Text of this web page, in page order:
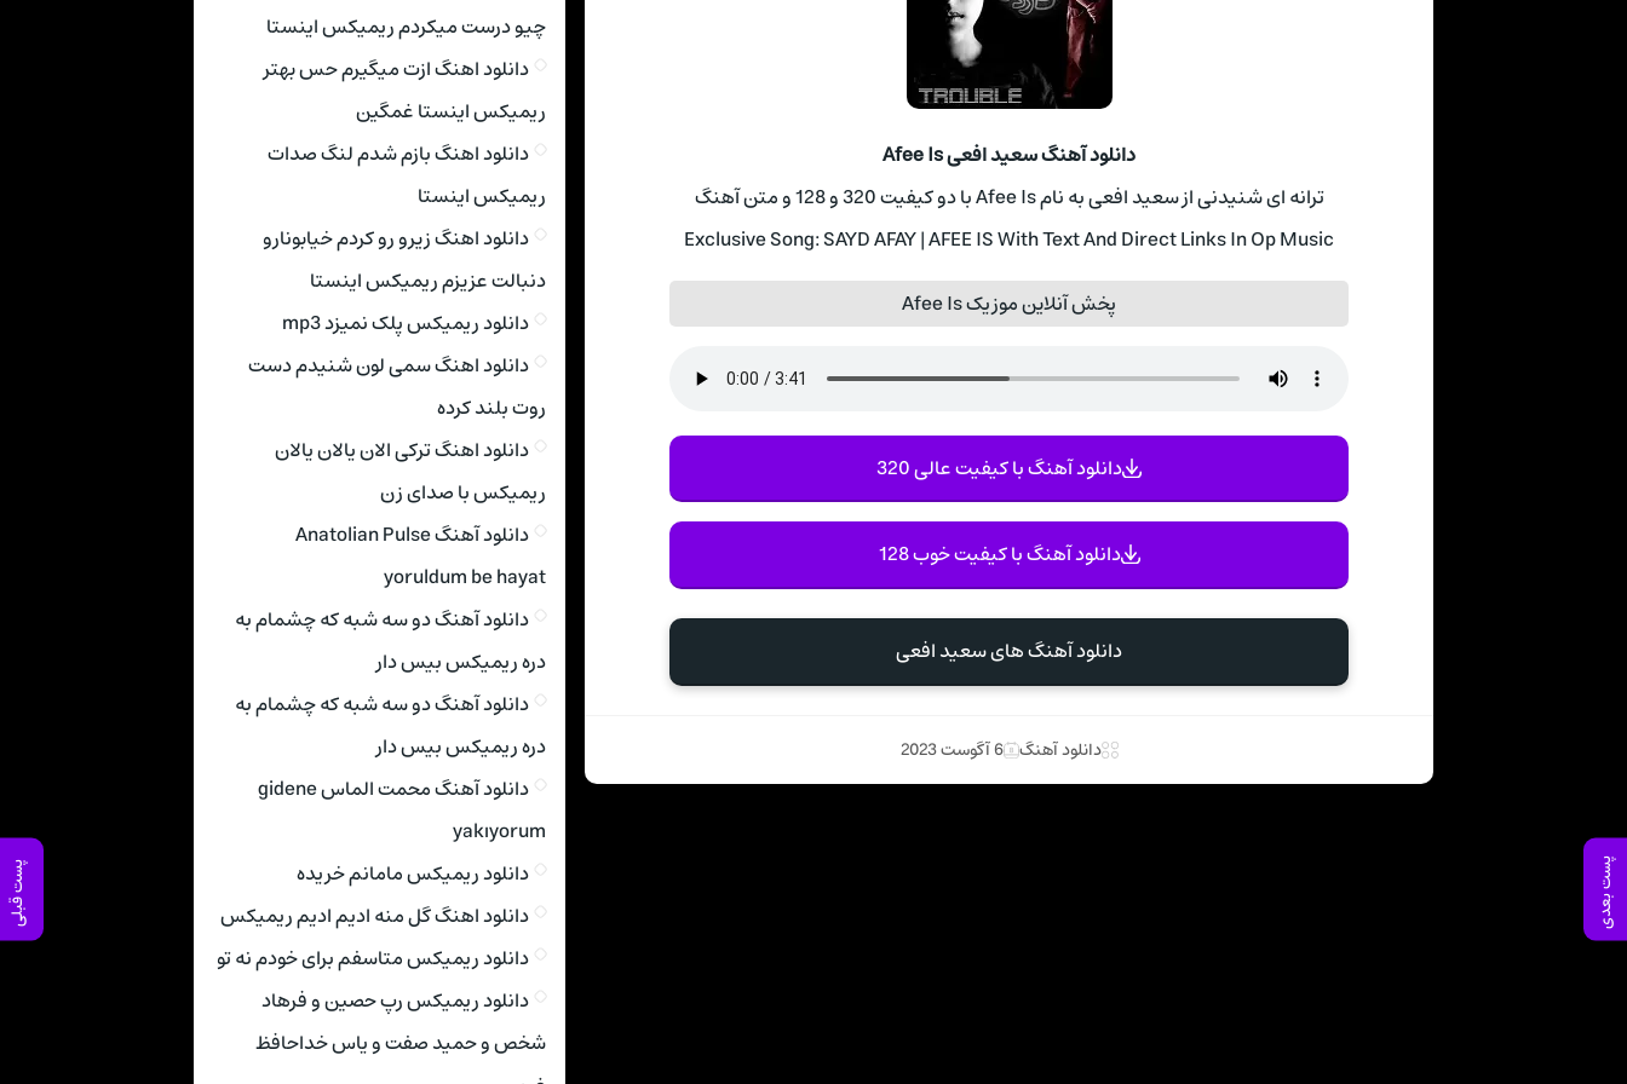
پست بعدی پست قبلی
دانلود آهنگ سعید افعی Afee Is
ترانه ای شنیدنی از سعید افعی به نام Afee Is با دو کیفیت 320 و 128 و متن آهنگ
Exclusive Song: SAYD AFAY | AFEE IS With Text And Direct Links In Op Music
پخش آنلاین موزیک Afee Is
دانلود آهنگ با کیفیت عالی 320
دانلود آهنگ با کیفیت خوب 128
دانلود آهنگ های سعید افعی
دانلود آهنگ 6 آگوست 2023
چیو درست میکردم ریمیکس اینستا
دانلود اهنگ ازت میگیرم حس بهتر
ریمیکس اینستا غمگین
دانلود اهنگ بازم شدم لنگ صدات
ریمیکس اینستا
دانلود اهنگ زیرو رو کردم خیابونارو
دنبالت عزیزم ریمیکس اینستا
دانلود ریمیکس پلک نمیزد mp3
دانلود اهنگ سمی لون شنیدم دست
روت بلند کرده
دانلود اهنگ ترکی الان یالان یالان
ریمیکس با صدای زن
دانلود آهنگ Anatolian Pulse
yoruldum be hayat
دانلود آهنگ دو سه شبه که چشمام به
دره ریمیکس بیس دار
دانلود آهنگ دو سه شبه که چشمام به
دره ریمیکس بیس دار
دانلود آهنگ محمت الماس gidene
yakıyorum
دانلود ریمیکس مامانم خریده
دانلود اهنگ گل منه ادیم ادیم ریمیکس
دانلود ریمیکس متاسفم برای خودم نه تو
دانلود ریمیکس رپ حصین و فرهاد
شخص و حمید صفت و یاس خداحافظ